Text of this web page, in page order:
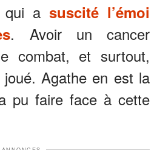
qui a suscité l’émoi
. Avoir un cancer
combat, et surtout,
joué. Agathe en est la
pu faire face à cette